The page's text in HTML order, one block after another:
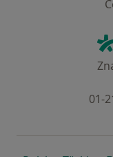
01-